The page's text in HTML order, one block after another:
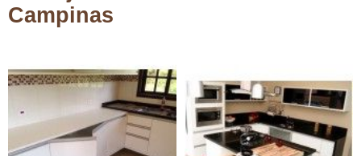
Campinas